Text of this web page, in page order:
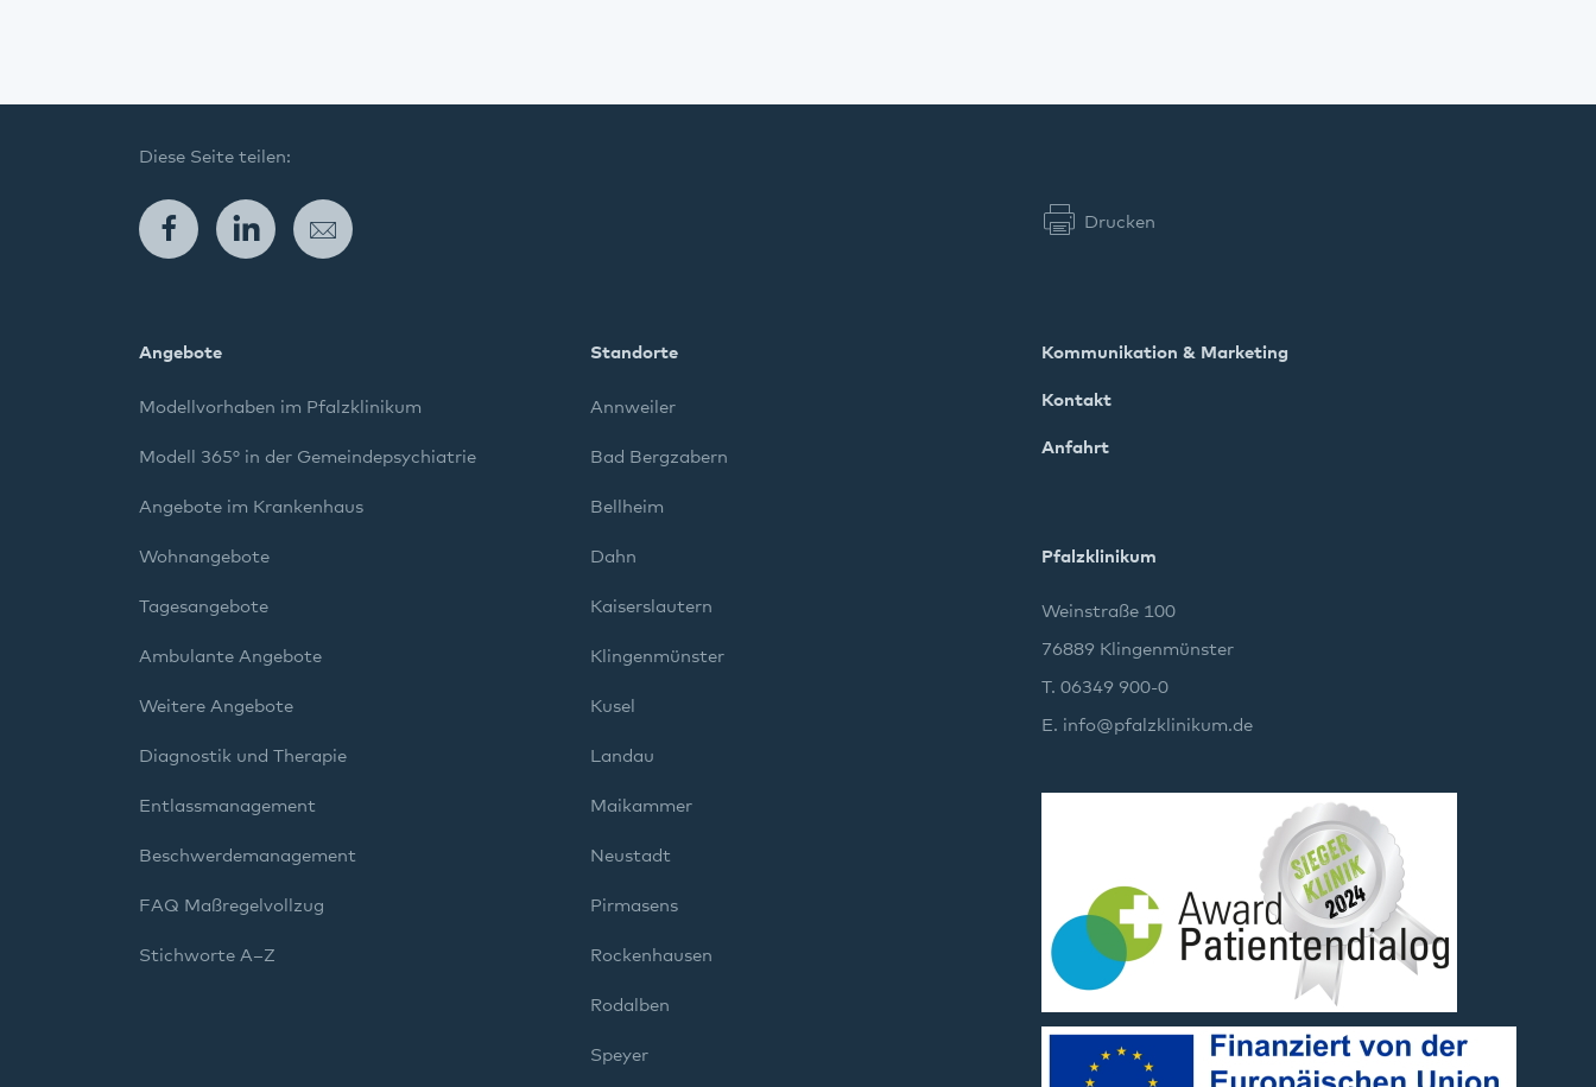
Diese Seite teilen:
FacebookLinkedIn Drucken
Angebote
Modellvorhaben im Pfalzklinikum
Modell 365° in der Gemeindepsychiatrie
Angebote im Krankenhaus
Wohnangebote
Tagesangebote
Ambulante Angebote
Weitere Angebote
Diagnostik und Therapie
Entlassmanagement
Beschwerdemanagement
FAQ Maßregelvollzug
Stichworte A–Z
Standorte
Annweiler
Bad Bergzabern
Bellheim
Dahn
Kaiserslautern
Klingenmünster
Kusel
Landau
Maikammer
Neustadt
Pirmasens
Rockenhausen
Rodalben
Speyer
Kommunikation & Marketing
Kontakt
Anfahrt
Pfalzklinikum
Weinstraße 100
76889 Klingenmünster
T. 06349 900-0
E. info@pfalzklinikum.de